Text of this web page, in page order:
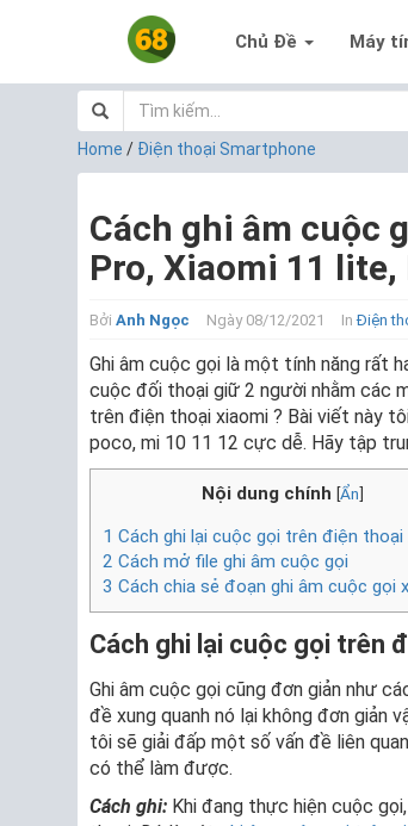
Chủ Đề Máy
Home / Điện thoại Smartphone
Cách ghi âm cuộc
Pro, Xiaomi 11 lite,
Bởi Anh Ngọc Ngày 08/12/2021 InĐiện
Ghi âm cuộc gọi là một tính năng rất
cuộc đối thoại giữ 2 người nhằm các
trên điện thoại xiaomi ? Bài viết này
poco, mi 10 11 12 cực dễ. Hãy tập
Nội dung chính [Ẩn]
1 Cách ghi lại cuộc gọi trên điện thoại
2 Cách mở file ghi âm cuộc gọi
3 Cách chia sẻ đoạn ghi âm cuộc gọi
Cách ghi lại cuộc gọi trên
Ghi âm cuộc gọi cũng đơn giản như
đề xung quanh nó lại không đơn giản
tôi sẽ giải đấp một số vấn đề liên
có thể làm được.
Cách ghi: Khi đang thực hiện cuộc